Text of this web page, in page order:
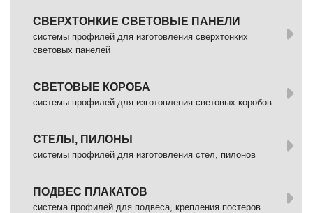
СВЕРХТОНКИЕ СВЕТОВЫЕ ПАНЕЛИ
системы профилей для изготовления сверхтонких
световых панелей
СВЕТОВЫЕ КОРОБА
системы профилей для изготовления световых коробов
СТЕЛЫ, ПИЛОНЫ
системы профилей для изготовления стел, пилонов
ПОДВЕС ПЛАКАТОВ
система профилей для подвеса, крепления постеров